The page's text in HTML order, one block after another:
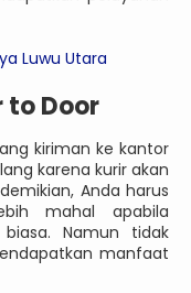
Luwu Utara
to Door
kiriman ke kantor
karena kurir akan
Anda harus
mahal apabila
Namun tidak
manfaat